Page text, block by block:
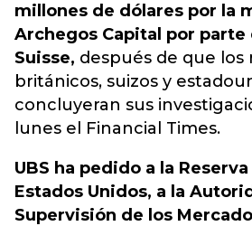
millones de dólares por la
Archegos Capital por parte
Suisse, después de que
británicos, suizos y
concluyeran sus
lunes el Financial Times.
UBS ha pedido a la
Estados Unidos, a la
Supervisión de los